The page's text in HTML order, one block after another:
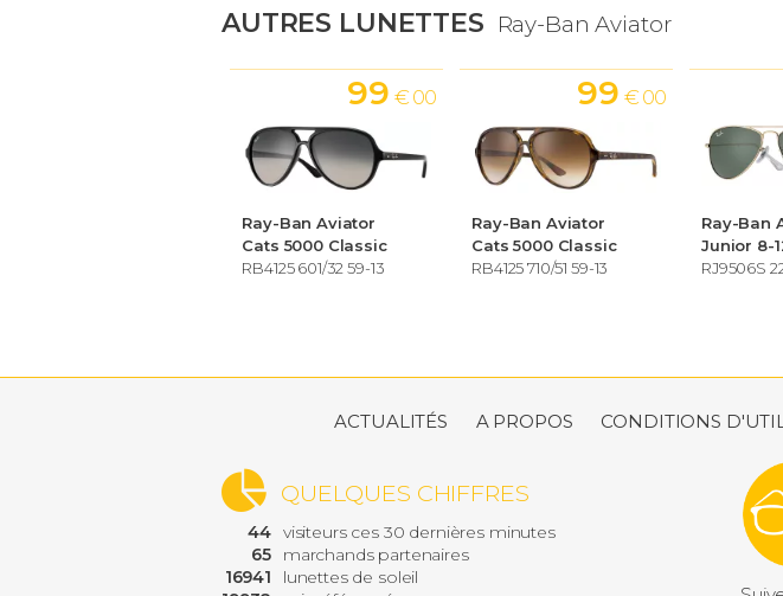
AUTRES LUNETTES Ray-Ban Aviator
Ray-Ban Aviator
Cats 5000 Classic
RB4125 601/32 59-13
99 € 00
Ray-Ban Aviator
Cats 5000 Classic
RB4125 710/51 59-13
99 € 00
Ray-Ban
Junior 8-
RJ9506S
ACTUALITÉS A PROPOS CONDITIONS
QUELQUES CHIFFRES
44 visiteurs ces 30 dernières minutes
65
marchands partenaires
16941
lunettes de soleil